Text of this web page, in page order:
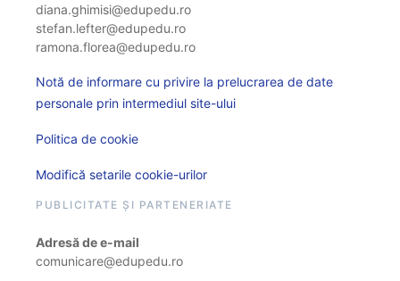
diana.ghimisi@edupedu.ro
stefan.lefter@edupedu.ro
ramona.florea@edupedu.ro
Notă de informare cu privire la prelucrarea de date
personale prin intermediul site-ului
Politica de cookie
Modifică setarile cookie-urilor
PUBLICITATE ȘI PARTENERIATE
Adresă de e-mail
comunicare@edupedu.ro